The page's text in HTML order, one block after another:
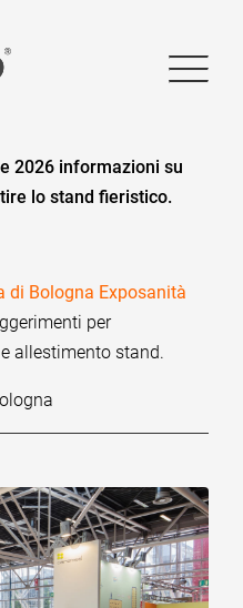
2026 informazioni su
lo stand fieristico.
di Bologna Exposanità
per
allestimento stand.